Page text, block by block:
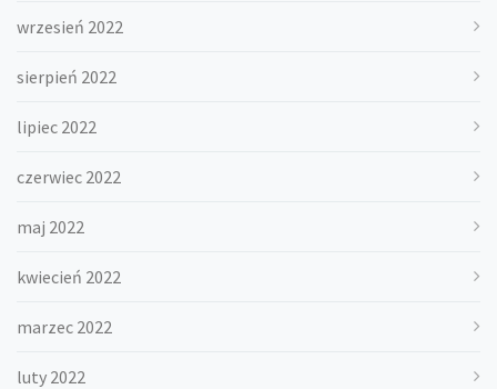
wrzesień 2022
sierpień 2022
lipiec 2022
czerwiec 2022
maj 2022
kwiecień 2022
marzec 2022
luty 2022